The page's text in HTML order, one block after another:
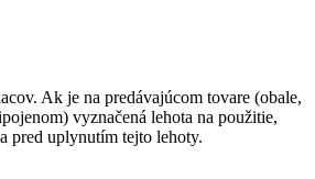
Ak je na predávajúcom tovare (obale,
vyznačená lehota na použitie,
pred uplynutím tejto lehoty.